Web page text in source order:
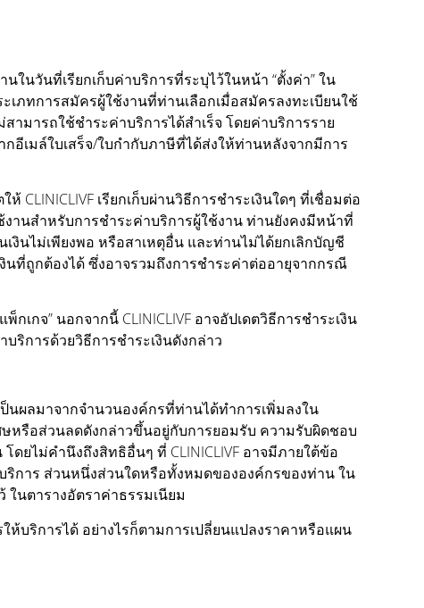
นในวันที่เรียกเก็บค่าบริการที่ระบุไว้ในหน้า “ตั้งค่า” ใน
เภทการสมัครผู้ใช้งานที่ท่านเลือกเมื่อสมัครลงทะเบียนใช้
มารถใช้ชำระค่าบริการได้สำเร็จ โดยค่าบริการราย
อีเมล์ใบเสร็จ/ใบกำกับภาษีที่ได้ส่งให้ท่านหลังจากมีการ
เรียกเก็บผ่านวิธีการชำระเงินใดๆ ที่เชื่อมต่อ
นสำหรับการชำระค่าบริการผู้ใช้งาน ท่านยังคงมีหน้าที่
งินไม่เพียงพอ หรือสาเหตุอื่น และท่านไม่ได้ยกเลิกบัญชี
นที่ถูกต้องได้ ซึ่งอาจรวมถึงการชำระค่าต่ออายุจากกรณี
เกจ” นอกจากนี้ CLINICLIVF อาจอัปเดตวิธีการชำระเงิน
ริการด้วยวิธีการชำระเงินดังกล่าว
นผลมาจากจำนวนองค์กรที่ท่านได้ทำการเพิ่มลงใน
ษหรือส่วนลดดังกล่าวขึ้นอยู่กับการยอมรับ ความรับผิดชอบ
ยไม่คำนึงถึงสิทธิอื่นๆ ที่ CLINICLIVF อาจมีภายใต้ข้อ
ริการ ส่วนหนึ่งส่วนใดหรือทั้งหมดขององค์กรของท่าน ใน
นตารางอัตราค่าธรรมเนียม
ห้บริการได้ อย่างไรก็ตามการเปลี่ยนแปลงราคาหรือแผน